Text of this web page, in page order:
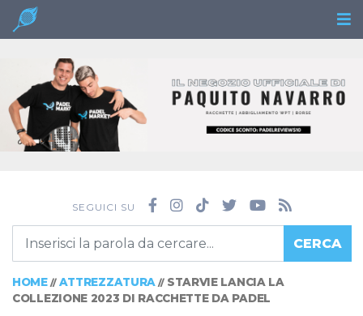
SEGUICI SU
CERCA
HOME// ATTREZZATURA // STARVIE LANCIA LA
COLLEZIONE 2023 DI RACCHETTE DA PADEL